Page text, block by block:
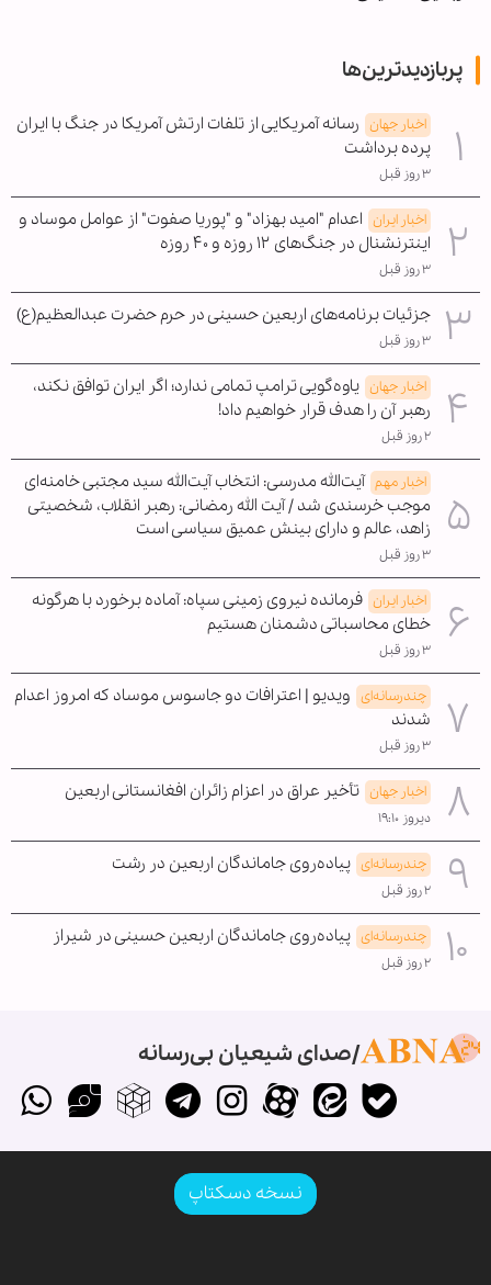
پربازدیدترین‌ها
اخبار جهان رسانه آمریکایی از تلفات ارتش آمریکا در جنگ با ایران
پرده برداشت
۳ روز قبل
اخبار ایران اعدام "امید بهزاد" و "پوریا صفوت" از عوامل موساد و
اینترنشنال در جنگ‌های ۱۲ روزه و ۴۰ روزه
۳ روز قبل
جزئیات برنامه‌های اربعین حسینی در حرم حضرت عبدالعظیم(ع)
۳ روز قبل
اخبار جهان یاوه‌گویی ترامپ تمامی ندارد؛ اگر ایران توافق نکند،
رهبر آن را هدف قرار خواهیم داد!
۲ روز قبل
اخبار مهم آیت‌الله مدرسی: انتخاب آیت‌الله سید مجتبی خامنه‌ای
موجب خرسندی شد / آیت الله رمضانی: رهبر انقلاب، شخصیتی
زاهد، عالم و دارای بینش عمیق سیاسی است
۳ روز قبل
اخبار ایران فرمانده نیروی زمینی سپاه: آماده برخورد با هرگونه
خطای محاسباتی دشمنان هستیم
۳ روز قبل
چندرسانه‌ای ویدیو | اعترافات دو جاسوس موساد که امروز اعدام
شدند
۳ روز قبل
اخبار جهان تأخیر عراق در اعزام زائران افغانستانی اربعین
دیروز ۱۹:۱۰
چندرسانه‌ای پیاده‌روی جاماندگان اربعین در رشت
۲ روز قبل
چندرسانه‌ای پیاده‌روی جاماندگان اربعین حسینی در شیراز
۲ روز قبل
صدای شیعیان بی‌رسانه
نسخه دسکتاپ